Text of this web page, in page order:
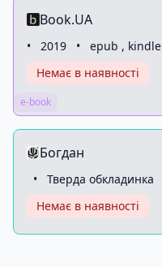
Book.UA
• 2019 •
epub , kindle
Немає в наявності
e-book
Богдан
•
Тверда обкладинка
Немає в наявності